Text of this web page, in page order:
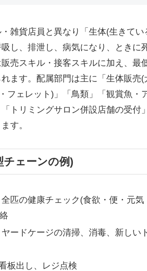
雑貨店員と異なり「生体(生きてい
し、排泄し、病気になり、ときに
売スキル・接客スキルに加え、最
ます。配属部門は主に「生体販売(
フェレット)」「鳥類」「観賞魚・
トリミングサロン併設店舗の受付
す。
チェーンの例)
匹の健康チェック(食欲・便・元気
ードケージの清掃、消毒、新しい
板出し、レジ点検